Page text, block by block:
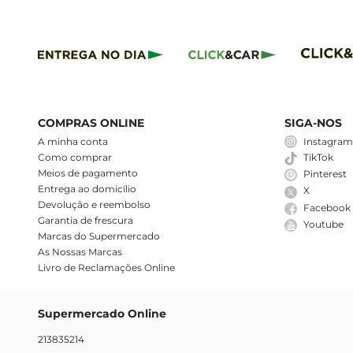
COMPRAS ONLINE
A minha conta
Como comprar
Meios de pagamento
Entrega ao domicílio
Devolução e reembolso
Garantia de frescura
Marcas do Supermercado
As Nossas Marcas
Livro de Reclamações Online
SIGA-NOS
Instagram
TikTok
Pinterest
X
Facebook
Youtube
Supermercado Online
213835214